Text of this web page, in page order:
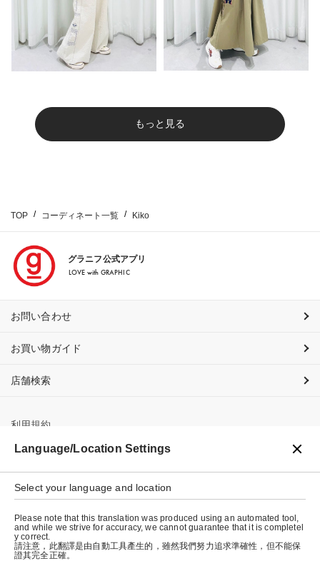
もっと見る
TOP コーディネート一覧 Kiko
グラニフ公式アプリ
LOVE with GRAPHIC
お問い合わせ
お買い物ガイド
店舗検索
利用規約
プライバシーポリシー
特定商取引法に基づく表示
会社概要
Language/Location Settings
Select your language and location
Please note that this translation was produced using an automated tool,
and while we strive for accuracy, we cannot guarantee that it is completel
y correct.
請注意，此翻譯是由自動工具產生的，雖然我們努力追求準確性，但不能保
證其完全正確。